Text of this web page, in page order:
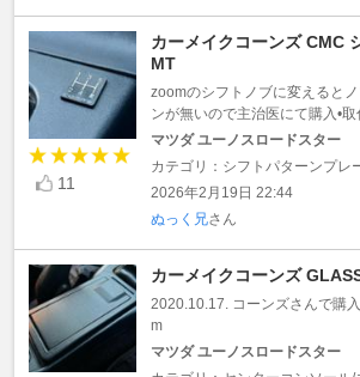
11
カーメイクコーンズ CMC
MT
zoomのシフトノブに変えると
ンが無いので主治医にて購入•取
マツダ ユーノスロードスター
カテゴリ：シフトパターンプレ
2026年2月19日 22:44
ぬっく兄さん
カーメイクコーンズ
2020.10.17. コーンズさんで購
m
マツダ ユーノスロードスター